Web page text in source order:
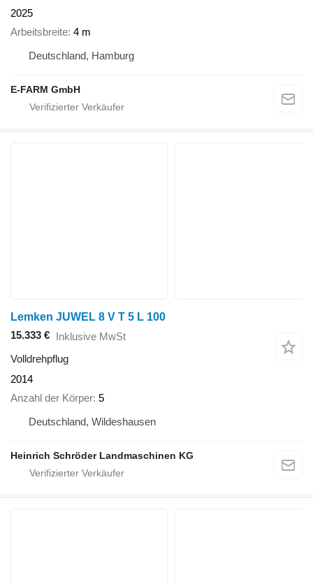
2025
Arbeitsbreite 4 m
Deutschland, Hamburg
E-FARM GmbH
Lemken JUWEL 8 V T 5 L 100
15.333 € Inklusive MwSt
Volldrehpflug
2014
Anzahl der Körper 5
Deutschland, Wildeshausen
Heinrich Schröder Landmaschinen KG